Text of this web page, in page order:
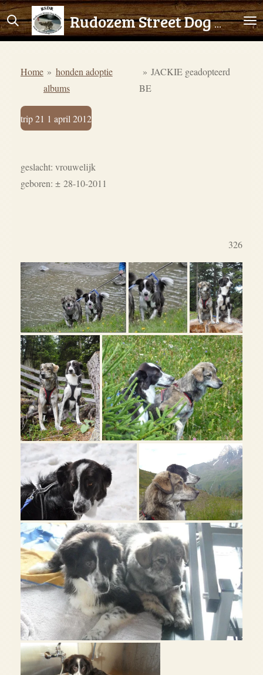
Ga
direct
hoofdinhoud
Rudozem Street Dog Rescue
Home » honden adoptie
albums
» JACKIE geadopteerd
BE
trip 21 1 april 2012
geslacht: vrouwelijk
geboren: ± 28-10-2011
326